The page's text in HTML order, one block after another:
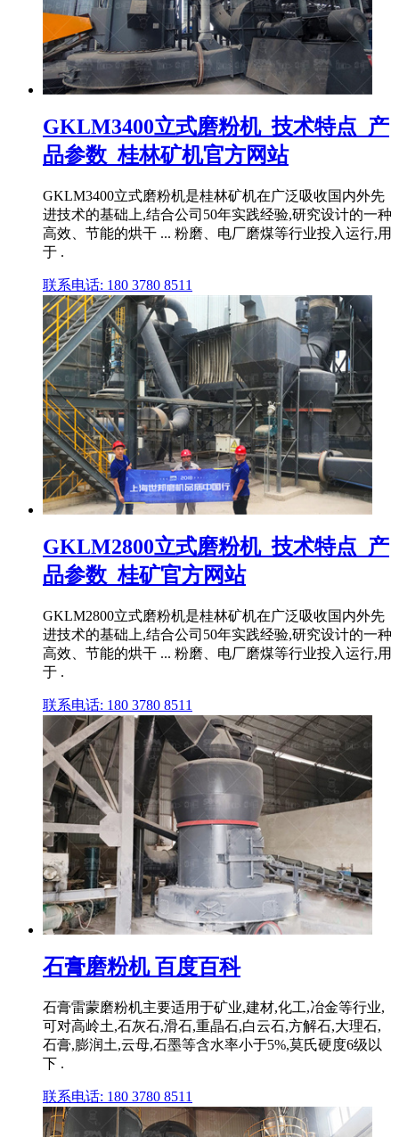
GKLM3400立式磨粉机_技术特点_产
品参数_桂林矿机官方网站
GKLM3400立式磨粉机是桂林矿机在广泛吸收国内外先
进技术的基础上,结合公司50年实践经验,研究设计的一种
高效、节能的烘干 ... 粉磨、电厂磨煤等行业投入运行,用
于 .
联系电话: 180 3780 8511
GKLM2800立式磨粉机_技术特点_产
品参数_桂矿官方网站
GKLM2800立式磨粉机是桂林矿机在广泛吸收国内外先
进技术的基础上,结合公司50年实践经验,研究设计的一种
高效、节能的烘干 ... 粉磨、电厂磨煤等行业投入运行,用
于 .
联系电话: 180 3780 8511
石膏磨粉机 百度百科
石膏雷蒙磨粉机主要适用于矿业,建材,化工,冶金等行业,
可对高岭土,石灰石,滑石,重晶石,白云石,方解石,大理石,
石膏,膨润土,云母,石墨等含水率小于5%,莫氏硬度6级以
下 .
联系电话: 180 3780 8511